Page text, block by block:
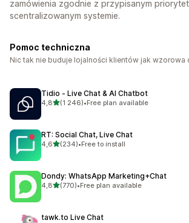
zamówienia zgodnie z przypisanym
scentralizowanym systemie.
Pomoc techniczna
Nic tak nie buduje lojalności klientów jak wzorowa
Tidio ‑ Live Chat & AI Chatbot
4,8na 5 gwiazdek
(1 246)
Łączna liczba recenzji: 1246
•Free plan available
RT: Social Chat, Live Chat
4,6na 5 gwiazdek
(234)
Łączna liczba recenzji: 234
•Free to install
Dondy: WhatsApp Marketing+Chat
4,8na 5 gwiazdek
(770)
Łączna liczba recenzji: 770
•Free plan available
tawk.to Live Chat